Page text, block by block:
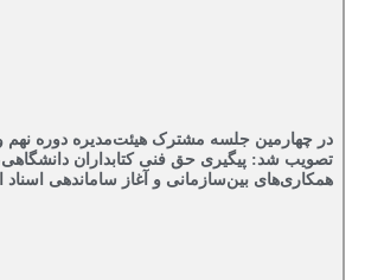
در چهارمین جلسه مشترک هیئت‌مدیره دوره نهم
تصویب شد: پیگیری حق فنی کتابداران
همکاری‌های بین‌سازمانی و آغاز ساماندهی اسناد